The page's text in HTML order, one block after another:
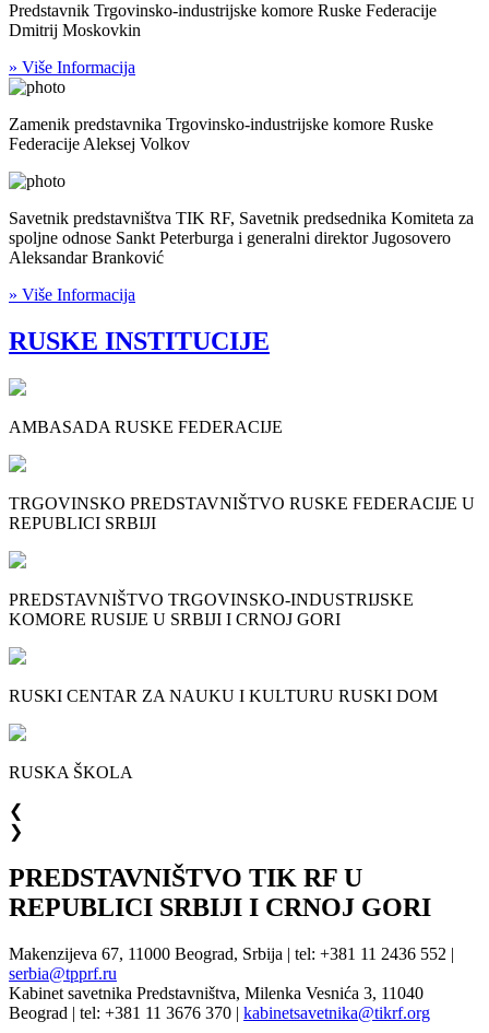
Predstavnik Trgovinsko-industrijske komore Ruske Federacije
Dmitrij Moskovkin
» Više Informacija
Zamenik predstavnika Trgovinsko-industrijske komore Ruske
Federacije Aleksej Volkov
Savetnik predstavništva TIK RF, Savetnik predsednika Komiteta za
spoljne odnose Sankt Peterburga i generalni direktor Jugosovero
Aleksandar Branković
» Više Informacija
RUSKE INSTITUCIJE
AMBASADA RUSKE FEDERACIJE
TRGOVINSKO PREDSTAVNIŠTVO RUSKE FEDERACIJE U
REPUBLICI SRBIJI
PREDSTAVNIŠTVO TRGOVINSKO-INDUSTRIJSKE
KOMORE RUSIJE U SRBIJI I CRNOJ GORI
RUSKI CENTAR ZA NAUKU I KULTURU RUSKI DOM
RUSKA ŠKOLA
❮
❯
PREDSTAVNIŠTVO TIK RF U
REPUBLICI SRBIJI I CRNOJ GORI
Makenzijeva 67, 11000 Beograd, Srbija | tel: +381 11 2436 552 |
serbia@tpprf.ru
Kabinet savetnika Predstavništva, Milenka Vesnića 3, 11040
Beograd | tel: +381 11 3676 370 | kabinetsavetnika@tikrf.org